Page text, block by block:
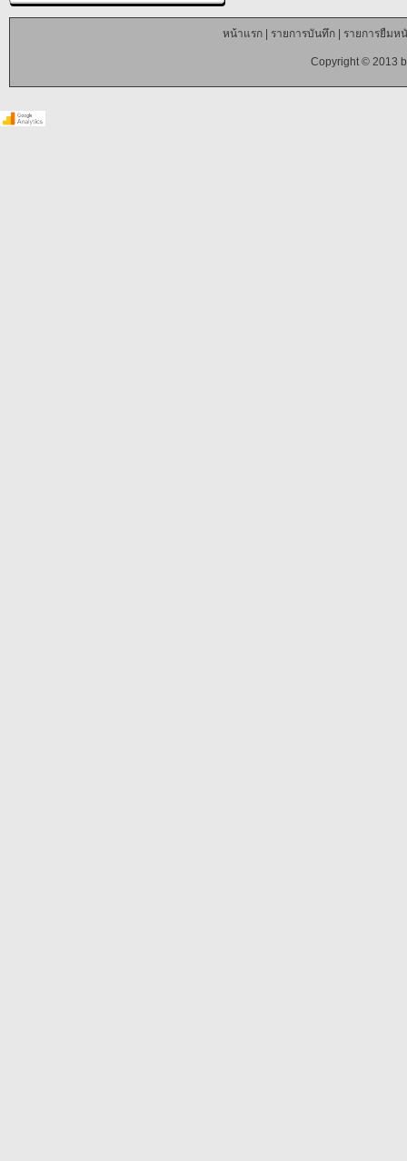
หน้าแรก| รายการบันทึก| รายการยืมห
Copyright © 2013